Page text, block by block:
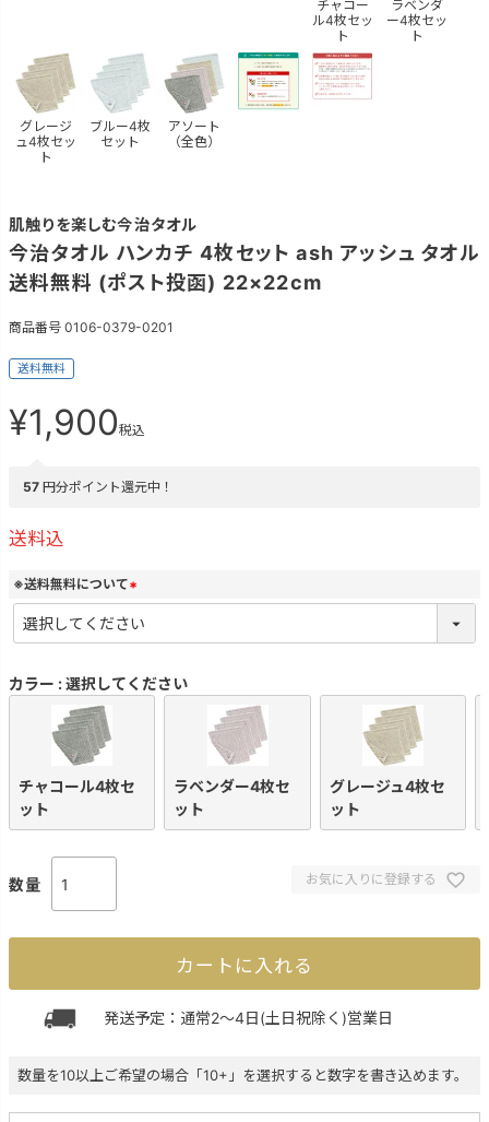
チャコー
ル4枚セッ
ト
ラベンダ
ー4枚セッ
ト
グレージ
ュ4枚セッ
ト
ブルー4枚
セット
アソート
（全色）
肌触りを楽しむ今治タオル
今治タオル ハンカチ 4枚セット ash アッシュ タオル
送料無料 (ポスト投函) 22×22cm
商品番号 0106-0379-0201
送料無料
¥1,900税込
57 円分ポイント還元中！
送料込
※送料無料について
(
必
須
カラー 選択してください
チャコール4枚セ
ット
ラベンダー4枚セ
ット
グレージュ4枚セ
ット
お気に入りに登録する
カートに入れる
発送予定：通常2～4日(土日祝除く)営業日
数量を10以上ご希望の場合「10+」を選択すると数字を書き込めます。